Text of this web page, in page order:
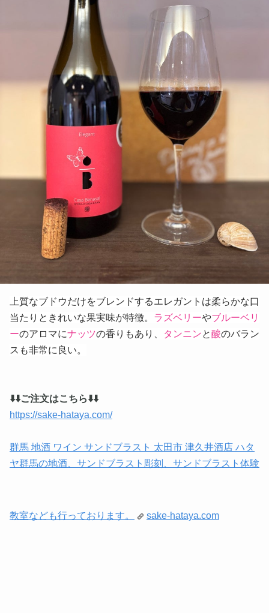
上質なブドウだけをブレンドするエレガントは柔らかな口
当たりときれいな果実味が特徴。 ラズベリーやブルーベリ
ーのアロマにナッツの香りもあり、 タンニンと酸のバラン
スも非常に良い。
⬇️⬇️ご注文はこちら⬇️⬇️
https://sake-hataya.com/
群馬 地酒 ワイン サンドブラスト 太田市 津久井酒店 ハタ
ヤ群馬の地酒、サンドブラスト彫刻、サンドブラスト体験
教室なども行っております。 sake-hataya.com